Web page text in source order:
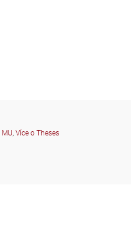
, Více o Theses